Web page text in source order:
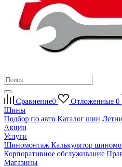
Сравнение0 Отложенные 0
Шины
Подбор по авто Каталог шин
Акции
Услуги
Шиномонтаж Калькулятор
Корпоративное обслуживание
Магазины